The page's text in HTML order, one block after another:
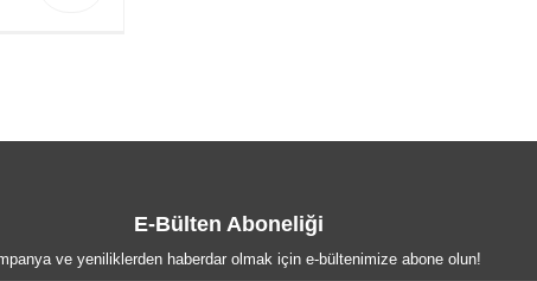
E-Bülten Aboneliği
ve yeniliklerden haberdar olmak için e-bültenimize abone olun!